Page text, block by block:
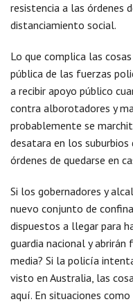
resistencia a las órdenes
distanciamiento social.
Lo que complica las
pública de las fuerzas
a recibir apoyo público
contra alborotadores y
probablemente se
desatara en los suburbios
órdenes de quedarse en
Si los gobernadores y
nuevo conjunto de
dispuestos a llegar para
guardia nacional y
media? Si la policía
visto en Australia, las
aquí. En situaciones